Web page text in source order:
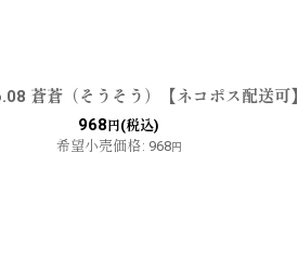
蒼蒼（そうそう）【ネコポス配送可】
968 円(税込)
希望小売価格: 968円